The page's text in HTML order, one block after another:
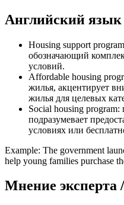
Английский язык
Housing support
обозначающий
условий.
Affordable housing
жилья, акцентирует
жилья для целевых
Social housing
подразумевает
условиях или
Example: The government
help young families purchase
Мнение